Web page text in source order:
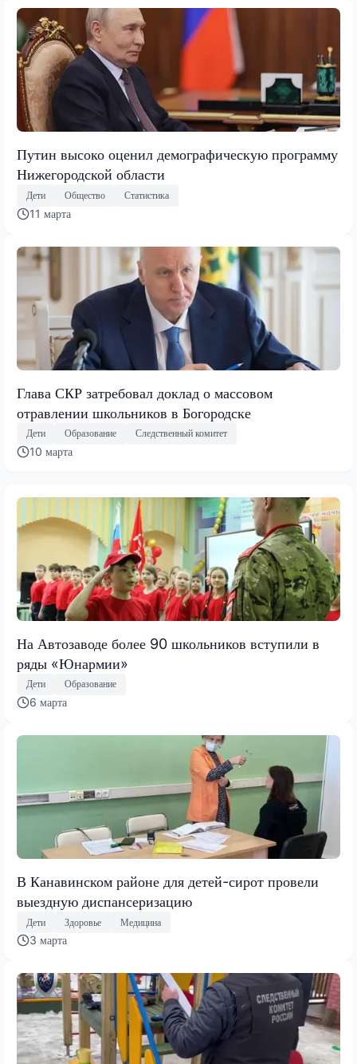
Путин высоко оценил демографическую программу
Нижегородской области
Дети Общество Статистика
11 марта
Глава СКР затребовал доклад о массовом
отравлении школьников в Богородске
Дети Образование Следственный комитет
10 марта
На Автозаводе более 90 школьников вступили в
ряды «Юнармии»
Дети Образование
6 марта
В Канавинском районе для детей-сирот провели
выездную диспансеризацию
Дети Здоровье Медицина
3 марта